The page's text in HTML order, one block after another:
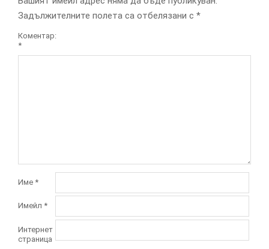
Задължителните полета са отбелязани с *
Коментар:
*
Име *
Имейл *
Интернет
страница